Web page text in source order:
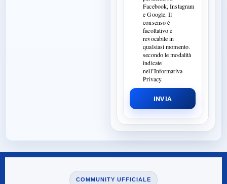
Facebook, Instagram
e Google. Il
consenso è
facoltativo e
revocabile in
qualsiasi momento.
secondo le modalità
indicate
nell’Informativa
Privacy.
INVIA
COMMUNITY UFFICIALE